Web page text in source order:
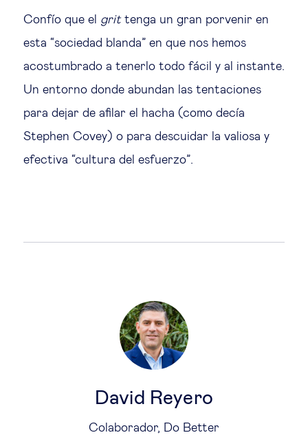
Confío que el grittenga un gran porvenir en
esta “sociedad blanda” en que nos hemos
acostumbrado a tenerlo todo fácil y al instante.
Un entorno donde abundan las tentaciones
para dejar de afilar el hacha (como decía
Stephen Covey) o para descuidar la valiosa y
efectiva “cultura del esfuerzo”.
David Reyero
Colaborador, Do Better